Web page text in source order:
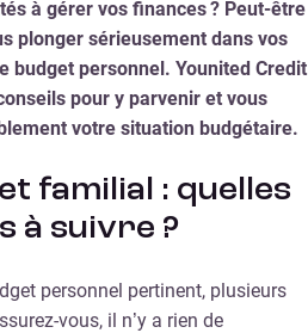
à gérer vos finances ? Peut-être
plonger sérieusement dans vos
budget personnel. Younited Credit
pour y parvenir et vous
votre situation budgétaire.
familial : quelles
à suivre ?
personnel pertinent, plusieurs
vous, il n’y a rien de